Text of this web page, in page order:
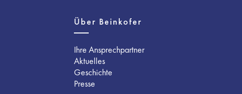
Über Beinkofer
Ihre Ansprechpartner
Aktuelles
Geschichte
Presse